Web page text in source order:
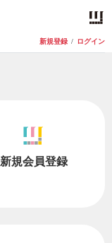
新規登録 / ログイン
新規会員登録